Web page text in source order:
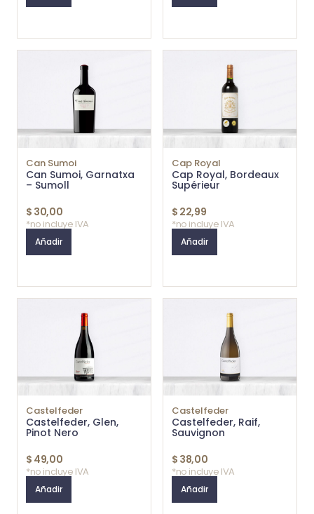
Can Sumoi
Can Sumoi, Garnatxa
– Sumoll
$ 30,00
*no incluye IVA
Añadir
Cap Royal
Cap Royal, Bordeaux
Supérieur
$ 22,99
*no incluye IVA
Añadir
Castelfeder
Castelfeder, Glen,
Pinot Nero
$ 49,00
*no incluye IVA
Añadir
Castelfeder
Castelfeder, Raif,
Sauvignon
$ 38,00
*no incluye IVA
Añadir